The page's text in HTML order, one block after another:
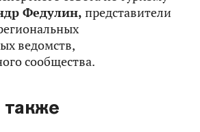
Федулин, представители
ведомств,
сообщества.